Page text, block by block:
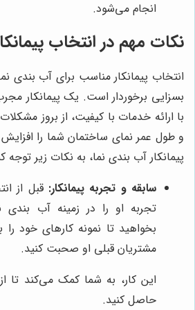
انجام می‌شود.
نکات مهم در انتخاب
انتخاب پیمانکار مناسب برای آب بندی
بسزایی برخوردار است. یک پیمانکار
با ارائه خدمات با کیفیت، از بروز
و طول عمر نمای ساختمان شما را
پیمانکار آب بندی نما، به نکات زیر توجه
سابقه و تجربه پیمانکار: قبل از
تجربه او را در زمینه آب بندی
بخواهید تا نمونه کارهای خود
مشتریان قبلی او صحبت کنید.
این کار، به شما کمک می‌کند تا
حاصل کنید.